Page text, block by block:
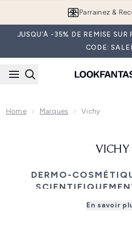
Parrainez &
JUSQU'À -35% DE REMISE SUR
CODE:
Home Marques Vichy
VICHY
DERMO-
française dédiée à la santé
En savoir